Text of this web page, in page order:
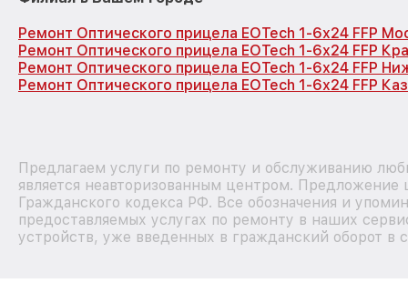
Ремонт Оптического прицела EOTech 1-6x24 FFP
Ремонт Оптического прицела EOTech 1-6x24 FFP
Ремонт Оптического прицела EOTech 1-6x24 FFP
Ремонт Оптического прицела EOTech 1-6x24 FFP
Предлагаем услуги по ремонту и обслуживанию
является неавторизованным центром.
Гражданского кодекса РФ. Все обозначения и
предоставляемых услугах по ремонту в наших
устройств, уже введенных в гражданский оборот в